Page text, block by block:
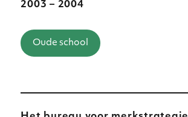
2003 – 2004
Oude school